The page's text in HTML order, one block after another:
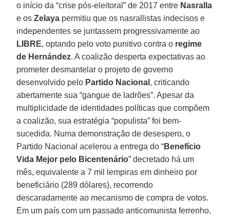
o início da “crise pós-eleitoral” de 2017 entre Nasralla
e osZelaya permitiu que os nasrallistas indecisos e
independentes se juntassem progressivamente ao
LIBRE, optando pelo voto punitivo contra o regime
de Hernández. A coalizão desperta expectativas ao
prometer desmantelar o projeto de governo
desenvolvido pelo Partido Nacional , criticando
abertamente sua “gangue de ladrões”. Apesar da
multiplicidade de identidades políticas que compõem
a coalizão, sua estratégia “populista” foi bem-
sucedida. Numa demonstração de desespero, o
Partido Nacional acelerou a entrega do “Benefício
Vida Mejor pelo Bicentenário” decretado há um
mês, equivalente a 7 mil lempiras em dinheiro por
beneficiário (289 dólares), recorrendo
descaradamente ao mecanismo de compra de votos.
Em um país com um passado anticomunista ferrenho,